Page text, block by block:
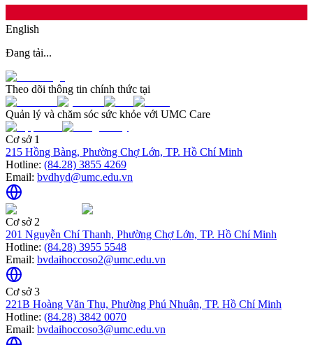
English
Đang tải...
Theo dõi thông tin chính thức tại
Quản lý và chăm sóc sức khỏe với UMC Care
Cơ sở 1
215 Hồng Bàng, Phường Chợ Lớn, TP. Hồ Chí Minh
Hotline: (84.28) 3855 4269
Email: bvdhyd@umc.edu.vn
Cơ sở 2
201 Nguyễn Chí Thanh, Phường Chợ Lớn, TP. Hồ Chí Minh
Hotline: (84.28) 3955 5548
Email: bvdaihoccoso2@umc.edu.vn
Cơ sở 3
221B Hoàng Văn Thụ, Phường Phú Nhuận, TP. Hồ Chí Minh
Hotline: (84.28) 3842 0070
Email: bvdaihoccoso3@umc.edu.vn